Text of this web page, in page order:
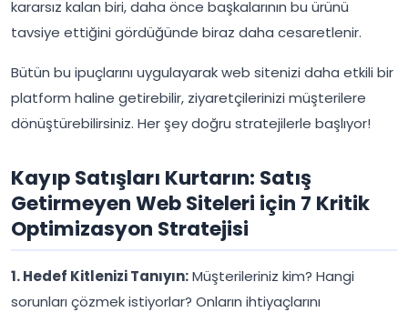
kararsız kalan biri, daha önce başkalarının bu ürünü
tavsiye ettiğini gördüğünde biraz daha cesaretlenir.
Bütün bu ipuçlarını uygulayarak web sitenizi daha etkili bir
platform haline getirebilir, ziyaretçilerinizi müşterilere
dönüştürebilirsiniz. Her şey doğru stratejilerle başlıyor!
Kayıp Satışları Kurtarın: Satış
Getirmeyen Web Siteleri için 7 Kritik
Optimizasyon Stratejisi
1. Hedef Kitlenizi Tanıyın:Müşterileriniz kim? Hangi
sorunları çözmek istiyorlar? Onların ihtiyaçlarını